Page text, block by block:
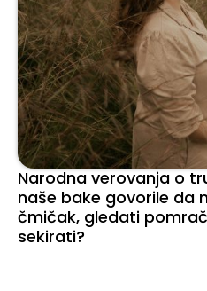
Narodna verovanja o
naše bake govorile da
čmičak, gledati
sekirati?